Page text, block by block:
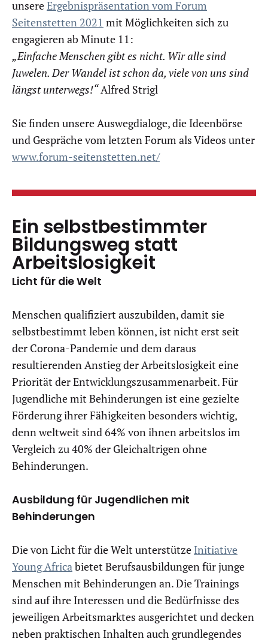
unsereErgebnispräsentation vom Forum
Seitenstetten 2021 mit Möglichkeiten sich zu
engagieren ab Minute 11:
„Einfache Menschen gibt es nicht. Wir alle sind
Juwelen. Der Wandel ist schon da, viele von uns sind
längst unterwegs!“Alfred Strigl
Sie finden unsere Auswegdialoge, die Ideenbörse
und Gespräche vom letzten Forum als Videos unter
www.forum-seitenstetten.net/
Ein selbstbestimmter
Bildungsweg statt
Arbeitslosigkeit
Licht für die Welt
Menschen qualifiziert auszubilden, damit sie
selbstbestimmt leben können, ist nicht erst seit
der Corona-Pandemie und dem daraus
resultierenden Anstieg der Arbeitslosigkeit eine
Priorität der Entwicklungszusammenarbeit. Für
Jugendliche mit Behinderungen ist eine gezielte
Förderung ihrer Fähigkeiten besonders wichtig,
denn weltweit sind 64% von ihnen arbeitslos im
Vergleich zu 40% der Gleichaltrigen ohne
Behinderungen.
Ausbildung für Jugendlichen mit
Behinderungen
Die von Licht für die Welt unterstütze Initiative
Young Africabietet Berufsausbildungen für junge
Menschen mit Behinderungen an. Die Trainings
sind auf ihre Interessen und die Bedürfnisse des
jeweiligen Arbeitsmarktes ausgerichtet und decken
neben praktischen Inhalten auch grundlegendes